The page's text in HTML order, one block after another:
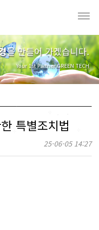
을 만들어 가겠습니다.
Your 1st Partner GREEN TECH
특별조치법
25-06-05 14:27